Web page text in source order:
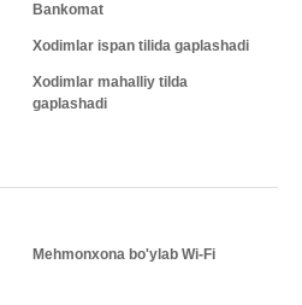
Bankomat
Xodimlar ispan tilida gaplashadi
Xodimlar mahalliy tilda
gaplashadi
Mehmonxona bo'ylab Wi-Fi